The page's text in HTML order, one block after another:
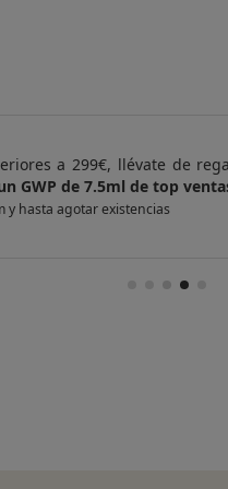
Por compras superiores a
de 4 muestras y 2 GWP de top
*valido en isolee.com y hasta agotar